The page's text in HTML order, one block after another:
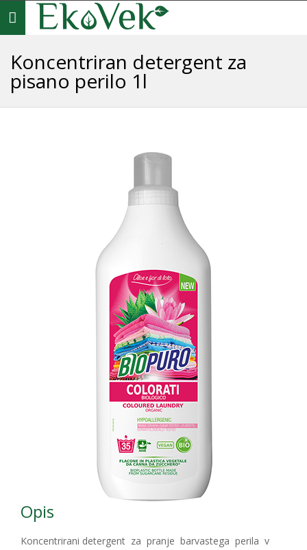
Toggle
navigation
Koncentriran detergent za
pisano perilo 1l
Opis
Koncentrirani detergent za pranje barvastega perila v